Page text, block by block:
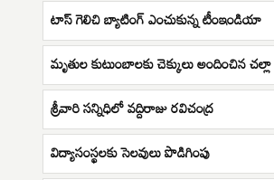
టాస్ గెలిచి బ్యాటింగ్ ఎంచుకున్న టీంఇండియా
మృతుల కుటుంబాలకు చెక్కులు అందించిన చల్లా
శ్రీవారి సన్నిధిలో వద్దిరాజు రవిచంద్ర
విద్యాసంస్థలకు సెలవులు పొడిగింపు